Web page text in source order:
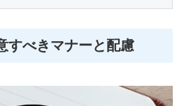
すべきマナーと配慮